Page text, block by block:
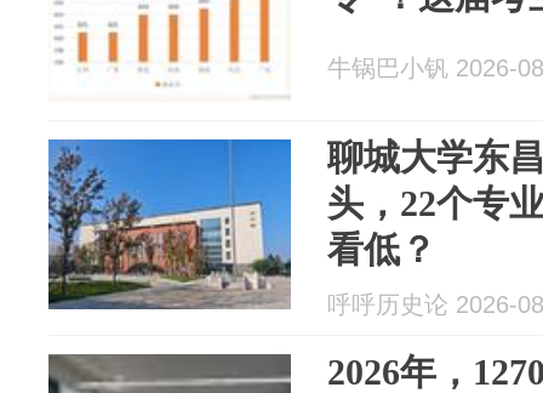
牛锅巴小钒 2026-
聊城大学东
头，22个专
看低？
呼呼历史论 2026-
2026年，